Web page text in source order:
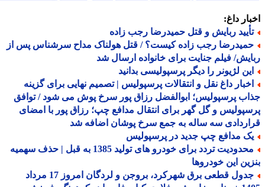
داغ:
ربایش و قتل حمیدرضا رجب زاده
رجب زاده کیست؟ / قتل هولناک مداح سرشناس پس از
فیلم جنایت برای خانواده ارسال شد
لژیونر را دیگر پرسپولیسی بدانید
داغ نقل و انتقالات پرسپولیس | تصمیم نهایی برای گزینه
پرسپولیس؛ ابوالفضل رزاق پور سرخ پوش می شود / توافق
و گل گهر برای انتقال مدافع چپ؛ رزاق پور با امضای
سه ساله به جمع سرخ پوشان اضافه شد
مدافع چپ جدید در پرسپولیس
محدودیت تردد برای خودرو های تولید 1385 به قبل | حذف سهمیه
این خودروها
جدول قطعی برق شهرکرد، بروجن و لردگان امروز 17 مرداد